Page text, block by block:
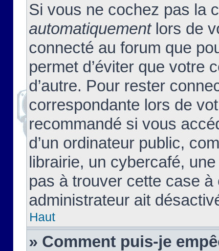
Si vous ne cochez pas la
automatiquementlors de
connecté au forum que
permet d’éviter que votre
d’autre. Pour rester
correspondante lors de
recommandé si vous
d’un ordinateur public,
librairie, un cybercafé,
pas à trouver cette case à
administrateur ait
Haut
» Comment puis-je